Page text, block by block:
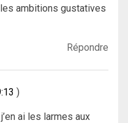
ambitions gustatives
Répondre
ai les larmes aux